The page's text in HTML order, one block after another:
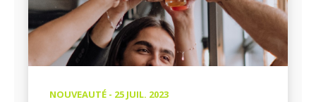
NOUVEAUTÉ - 25 JUIL. 2023